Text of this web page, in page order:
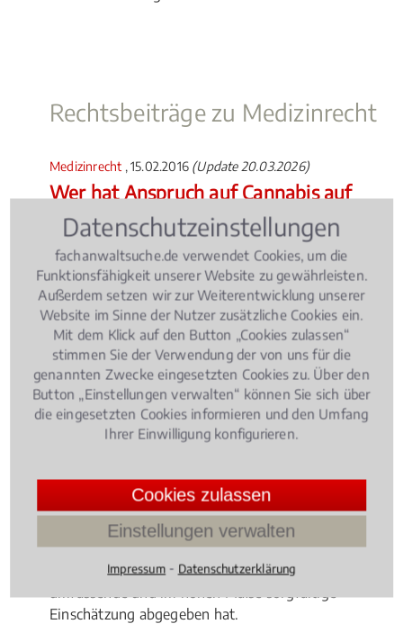
Rechtsbeiträge zu Medizinrecht
Medizinrecht , 15.02.2016 (Update 20.03.2026)
Wer hat Anspruch auf Cannabis auf
Rezept?
Schwerstkranke Patienten können von ihrer
Krankenkasse unter bestimmten Voraussetzungen
die Kostenübernahme für eine Cannabis-Therapie
verlangen – nach einem aktuellen Gerichtsurteil aber
nur dann, wenn enn der behandelnde Arzt eine
Einschätzung abgegeben hat.
Datenschutzeinstellungen
fachanwaltsuche.de verwendet Cookies, um die
Funktionsfähigkeit unserer Website zu gewährleisten.
Außerdem setzen wir zur Weiterentwicklung unserer
Website im Sinne der Nutzer zusätzliche Cookies ein.
Mit dem Klick auf den Button „Cookies zulassen“
stimmen Sie der Verwendung der von uns für die
genannten Zwecke eingesetzten Cookies zu. Über den
Button „Einstellungen verwalten“ können Sie sich über
die eingesetzten Cookies informieren und den Umfang
Ihrer Einwilligung konfigurieren.
Cookies zulassen
Einstellungen verwalten
Impressum ⁃ Datenschutzerklärung